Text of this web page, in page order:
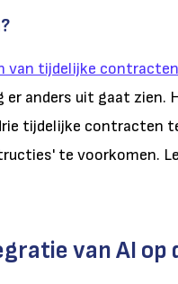
van tijdelijke contracten
er anders uit gaat zien.
tijdelijke contracten
te voorkomen.
van AI op